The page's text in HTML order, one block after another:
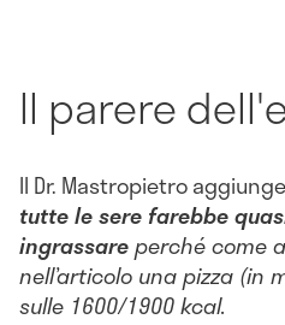
Il parere
Il Dr. Mastropietro
tutte le sere farebbe
ingrassareperché come
nell’articolo una pizza (in
sulle 1600/1900 kcal.